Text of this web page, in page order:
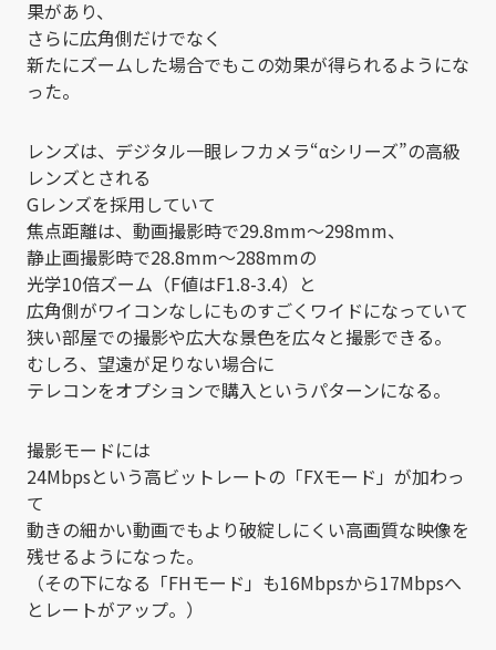
果があり、
さらに広角側だけでなく
新たにズームした場合でもこの効果が得られるようにな
った。
レンズは、デジタル一眼レフカメラ“αシリーズ”の高級
レンズとされる
Gレンズを採用していて
焦点距離は、動画撮影時で29.8mm～298mm、
静止画撮影時で28.8mm～288mmの
光学10倍ズーム（F値はF1.8-3.4）と
広角側がワイコンなしにものすごくワイドになっていて
狭い部屋での撮影や広大な景色を広々と撮影できる。
むしろ、望遠が足りない場合に
テレコンをオプションで購入というパターンになる。
撮影モードには
24Mbpsという高ビットレートの「FXモード」が加わっ
て
動きの細かい動画でもより破綻しにくい高画質な映像を
残せるようになった。
（その下になる「FHモード」も16Mbpsから17Mbpsへ
とレートがアップ。）